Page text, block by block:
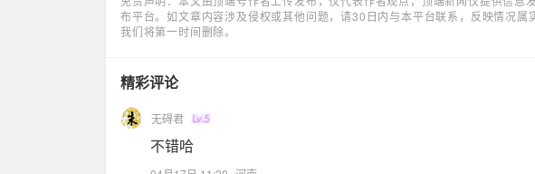
布平台。如文章内容涉及侵权或其他问题，请30日内与本平台联系，反映情况属
我们将第一时间删除。
精彩评论
无碍君
不错哈